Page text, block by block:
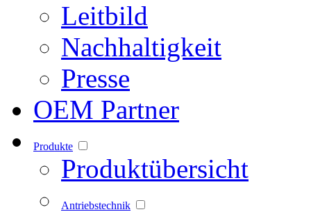
Leitbild
Nachhaltigkeit
Presse
OEM Partner
Produkte
Produktübersicht
Antriebstechnik